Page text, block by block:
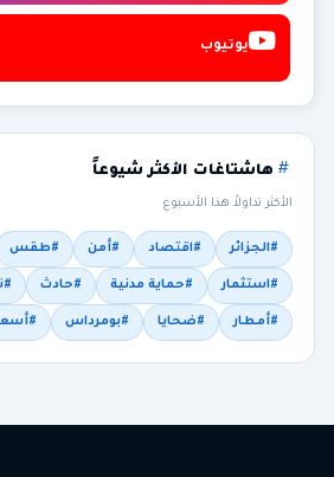
يوتيوب
هاشتاغات الأكثر شيوعاً
الأكثر تداولاً هذا الأسبوع
#الجزائر #اقتصاد #أمن #طقس
#استثمار #حماية مدنية #حادث
#أمطار #ضحايا #بومرداس